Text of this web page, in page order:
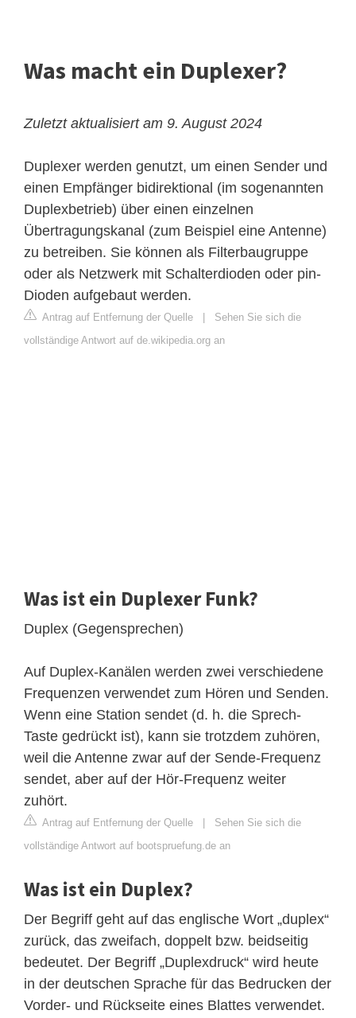
Was macht ein Duplexer?
Zuletzt aktualisiert am 9. August 2024
Duplexer werden genutzt, um einen Sender und
einen Empfänger bidirektional (im sogenannten
Duplexbetrieb) über einen einzelnen
Übertragungskanal (zum Beispiel eine Antenne)
zu betreiben. Sie können als Filterbaugruppe
oder als Netzwerk mit Schalterdioden oder pin-
Dioden aufgebaut werden.
Antrag auf Entfernung der Quelle
Sehen Sie sich die
vollständige Antwort auf de.wikipedia.org an
Was ist ein Duplexer Funk?
Duplex (Gegensprechen)
Auf Duplex-Kanälen werden zwei verschiedene
Frequenzen verwendet zum Hören und Senden.
Wenn eine Station sendet (d. h. die Sprech-
Taste gedrückt ist), kann sie trotzdem zuhören,
weil die Antenne zwar auf der Sende-Frequenz
sendet, aber auf der Hör-Frequenz weiter
zuhört.
Antrag auf Entfernung der Quelle
Sehen Sie sich die
vollständige Antwort auf bootspruefung.de an
Was ist ein Duplex?
Der Begriff geht auf das englische Wort „duplex“
zurück, das zweifach, doppelt bzw. beidseitig
bedeutet. Der Begriff „Duplexdruck“ wird heute
in der deutschen Sprache für das Bedrucken der
Vorder- und Rückseite eines Blattes verwendet.